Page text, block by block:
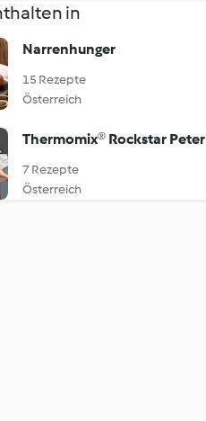
in
Narrenhunger
15 Rezepte
Österreich
Thermomix® Rockstar Peter
7 Rezepte
Österreich